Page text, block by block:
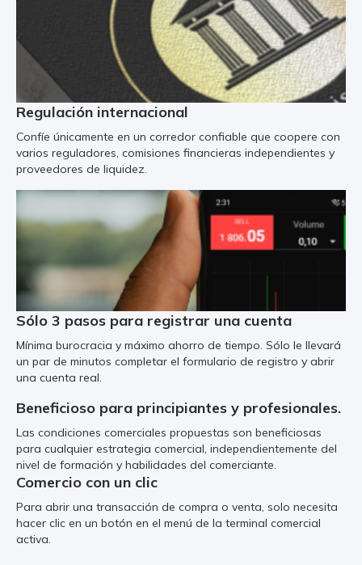
Regulación internacional
Confíe únicamente en un corredor confiable que coopere con
varios reguladores, comisiones financieras independientes y
proveedores de liquidez.
Sólo 3 pasos para registrar una cuenta
Mínima burocracia y máximo ahorro de tiempo. Sólo le llevará
un par de minutos completar el formulario de registro y abrir
una cuenta real.
Beneficioso para principiantes y profesionales.
Las condiciones comerciales propuestas son beneficiosas
para cualquier estrategia comercial, independientemente del
nivel de formación y habilidades del comerciante.
Comercio con un clic
Para abrir una transacción de compra o venta, solo necesita
hacer clic en un botón en el menú de la terminal comercial
activa.